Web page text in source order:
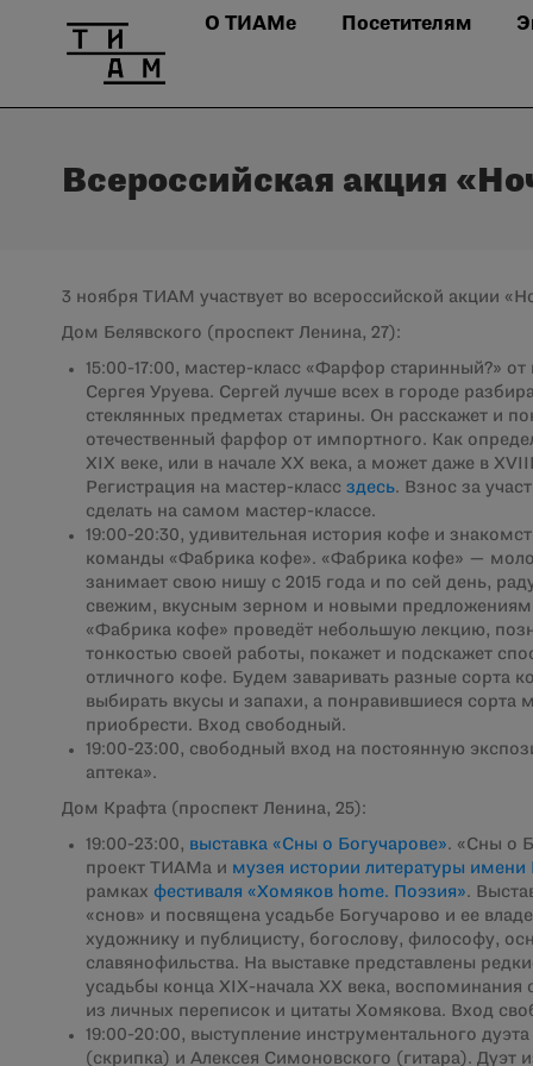
О ТИАМе Посетителям
Всероссийская акция
3 ноября ТИАМ участвует во всероссийской акции
Дом Белявского (проспект Ленина, 27):
15:00-17:00, мастер-класс «Фарфор старинный?»
Сергея Уруева. Сергей лучше всех в городе
стеклянных предметах старины. Он расскажет и
отечественный фарфор от импортного. Как
XIX веке, или в начале XX века, а может даже в
Регистрация на мастер-класс здесь. Взнос за
сделать на самом мастер-классе.
19:00-20:30, удивительная история кофе и
команды «Фабрика кофе». «Фабрика кофе» —
занимает свою нишу с 2015 года и по сей день,
свежим, вкусным зерном и новыми
«Фабрика кофе» проведёт небольшую лекцию,
тонкостью своей работы, покажет и подскажет
отличного кофе. Будем заваривать разные сорта
выбирать вкусы и запахи, а понравившиеся сорта
приобрести. Вход свободный.
19:00-23:00, свободный вход на постоянную
аптека».
Дом Крафта (проспект Ленина, 25):
19:00-23:00, выставка «Сны о Богучарове». «Сны о
проект ТИАМа и музея истории литературы имени
рамках фестиваля «Хомяков home. Поэзия».
«снов» и посвящена усадьбе Богучарово и ее
художнику и публицисту, богослову, философу,
славянофильства. На выставке представлены
усадьбы конца XIX-начала XX века,
из личных переписок и цитаты Хомякова. Вход
19:00-20:00, выступление инструментального
(скрипка) и Алексея Симоновского (гитара). Дуэт